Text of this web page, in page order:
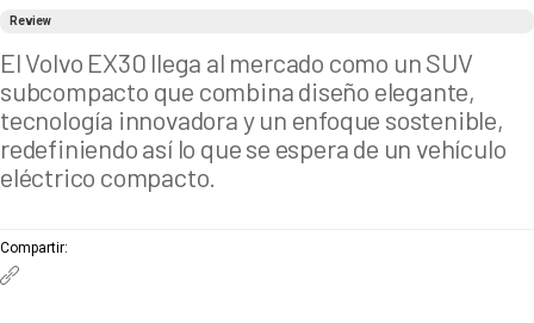
Review
El Volvo EX30 llega al mercado como un SUV
subcompacto que combina diseño elegante,
tecnología innovadora y un enfoque sostenible,
redefiniendo así lo que se espera de un vehículo
eléctrico compacto.
Compartir: